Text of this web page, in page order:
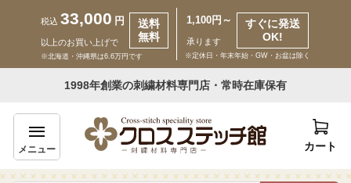
税込 33,000 円
以上のお買い上げで
送料
無料
※北海道・沖縄県は6.6万円です
1,100円～
承ります
すぐに発送
OK!
※定休日・年末年始・GW・お盆は除く
1998年創業の刺繍材料専門店・常時在庫保有
メニュー カート
いらっしゃいませ ゲスト 様